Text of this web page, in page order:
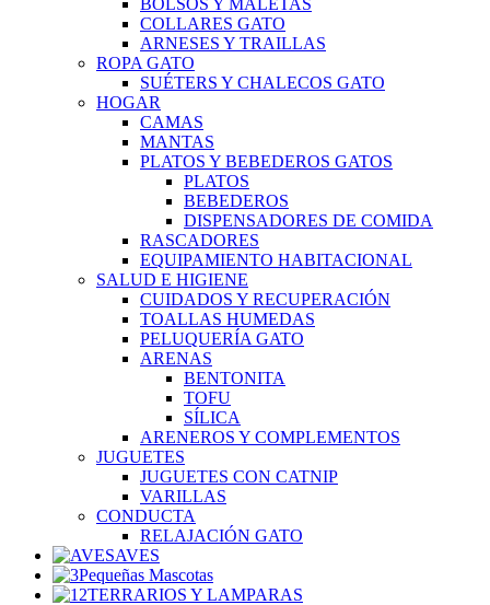
BOLSOS Y MALETAS
COLLARES GATO
ARNESES Y TRAILLAS
ROPA GATO
SUÉTERS Y CHALECOS GATO
HOGAR
CAMAS
MANTAS
PLATOS Y BEBEDEROS GATOS
PLATOS
BEBEDEROS
DISPENSADORES DE COMIDA
RASCADORES
EQUIPAMIENTO HABITACIONAL
SALUD E HIGIENE
CUIDADOS Y RECUPERACIÓN
TOALLAS HUMEDAS
PELUQUERÍA GATO
ARENAS
BENTONITA
TOFU
SÍLICA
ARENEROS Y COMPLEMENTOS
JUGUETES
JUGUETES CON CATNIP
VARILLAS
CONDUCTA
RELAJACIÓN GATO
AVES
Pequeñas Mascotas
TERRARIOS Y LAMPARAS